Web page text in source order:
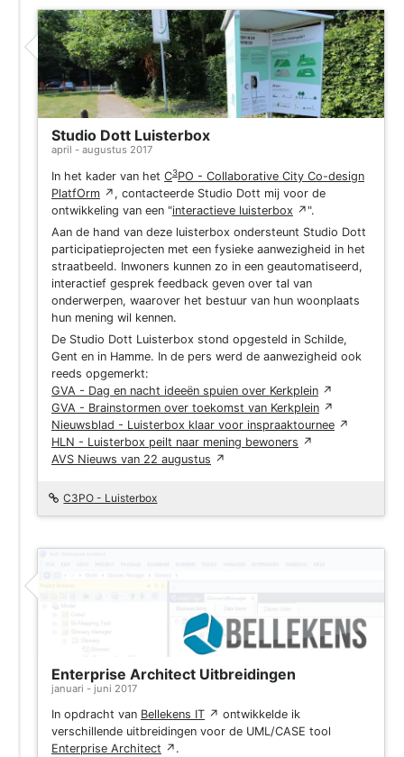
Project
Studio Dott Luisterbox
april - augustus 2017
In het kader van het C3PO - Collaborative City Co-design
PlatfOrm ↗ , contacteerde Studio Dott mij voor de
ontwikkeling van een "interactieve luisterbox ↗ ".
Aan de hand van deze luisterbox ondersteunt Studio Dott
participatieprojecten met een fysieke aanwezigheid in het
straatbeeld. Inwoners kunnen zo in een geautomatiseerd,
interactief gesprek feedback geven over tal van
onderwerpen, waarover het bestuur van hun woonplaats
hun mening wil kennen.
De Studio Dott Luisterbox stond opgesteld in Schilde,
Gent en in Hamme. In de pers werd de aanwezigheid ook
reeds opgemerkt:
GVA - Dag en nacht ideeën spuien over Kerkplein ↗
GVA - Brainstormen over toekomst van Kerkplein ↗
Nieuwsblad - Luisterbox klaar voor inspraaktournee ↗
HLN - Luisterbox peilt naar mening bewoners ↗
AVS Nieuws van 22 augustus ↗
C3PO - Luisterbox
Project
Enterprise Architect Uitbreidingen
januari - juni 2017
In opdracht van Bellekens IT ↗ ontwikkelde ik
verschillende uitbreidingen voor de UML/CASE tool
Enterprise Architect ↗ .